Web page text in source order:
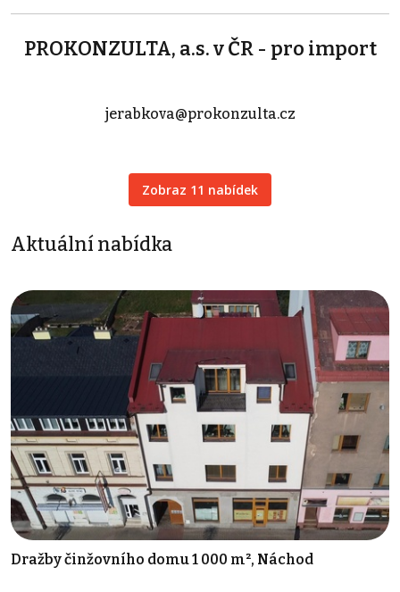
PROKONZULTA, a.s. v ČR - pro import
jerabkova@prokonzulta.cz
Zobraz 11 nabídek
Aktuální nabídka
Dražby činžovního domu 1 000 m², Náchod